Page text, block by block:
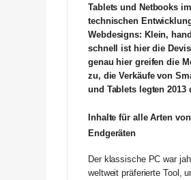
Tablets und Netbooks
technischen
Webdesigns: Klein,
schnell ist hier die
genau hier greifen die
zu, die Verkäufe von
und Tablets legten 2013
Inhalte für alle Arten von
Endgeräten
Der klassische PC war
weltweit präferierte Tool,